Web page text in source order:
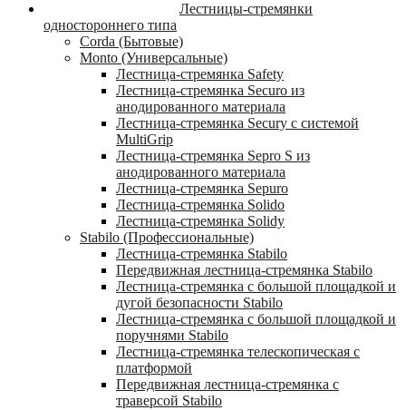
Лестницы-стремянки
одностороннего типа
Corda (Бытовые)
Monto (Универсальные)
Лестница-стремянка Safety
Лестница-стремянка Securo из
анодированного материала
Лестница-стремянка Secury с системой
MultiGrip
Лестница-стремянка Sepro S из
анодированного материала
Лестница-стремянка Sepuro
Лестница-стремянка Solido
Лестница-стремянка Solidy
Stabilo (Профессиональные)
Лестница-стремянка Stabilo
Передвижная лестница-стремянка Stabilo
Лестница-стремянка с большой площадкой и
дугой безопасности Stabilo
Лестница-стремянка с большой площадкой и
поручнями Stabilo
Лестница-стремянка телескопическая с
платформой
Передвижная лестница-стремянка с
траверсой Stabilo